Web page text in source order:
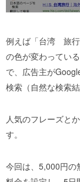
例えば「台湾 旅行
の色が変わってい
で、広告主が
検索（自然な検索
人気のフレーズと
す。
今回は、5,000円の